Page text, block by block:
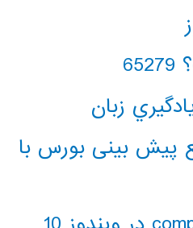
زبان
پیش بینی بورس با